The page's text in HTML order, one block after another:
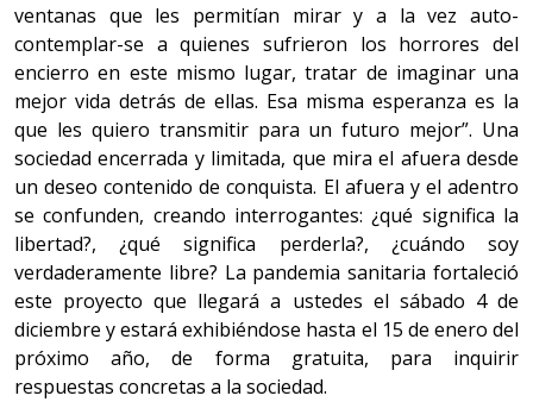
ventanas que les permitían mirar y a la vez auto-
contemplar-se a quienes sufrieron los horrores del
encierro en este mismo lugar, tratar de imaginar una
mejor vida detrás de ellas. Esa misma esperanza es la
que les quiero transmitir para un futuro mejor”. Una
sociedad encerrada y limitada, que mira el afuera desde
un deseo contenido de conquista. El afuera y el adentro
se confunden, creando interrogantes: ¿qué significa la
libertad?, ¿qué significa perderla?, ¿cuándo soy
verdaderamente libre? La pandemia sanitaria fortaleció
este proyecto que llegará a ustedes el sábado 4 de
diciembre y estará exhibiéndose hasta el 15 de enero del
próximo año, de forma gratuita, para inquirir
respuestas concretas a la sociedad.